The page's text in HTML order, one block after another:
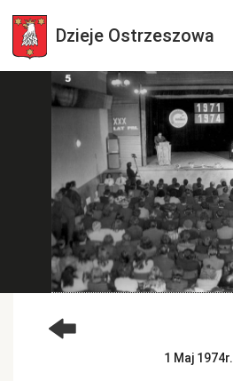
Dzieje Ostrzeszowa
Wszystkie zdjęcia
Kategorie zdjęć
+ Dodaj zdjęcia
1 Maj 1974r.